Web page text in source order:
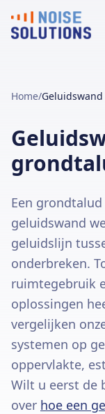
Home/
Een
geluidswand
geluidslijn
onderbreken.
ruimtegebruik
oplossingen
vergelijken
systemen op
oppervlakte,
Wilt u eerst de
over hoe een